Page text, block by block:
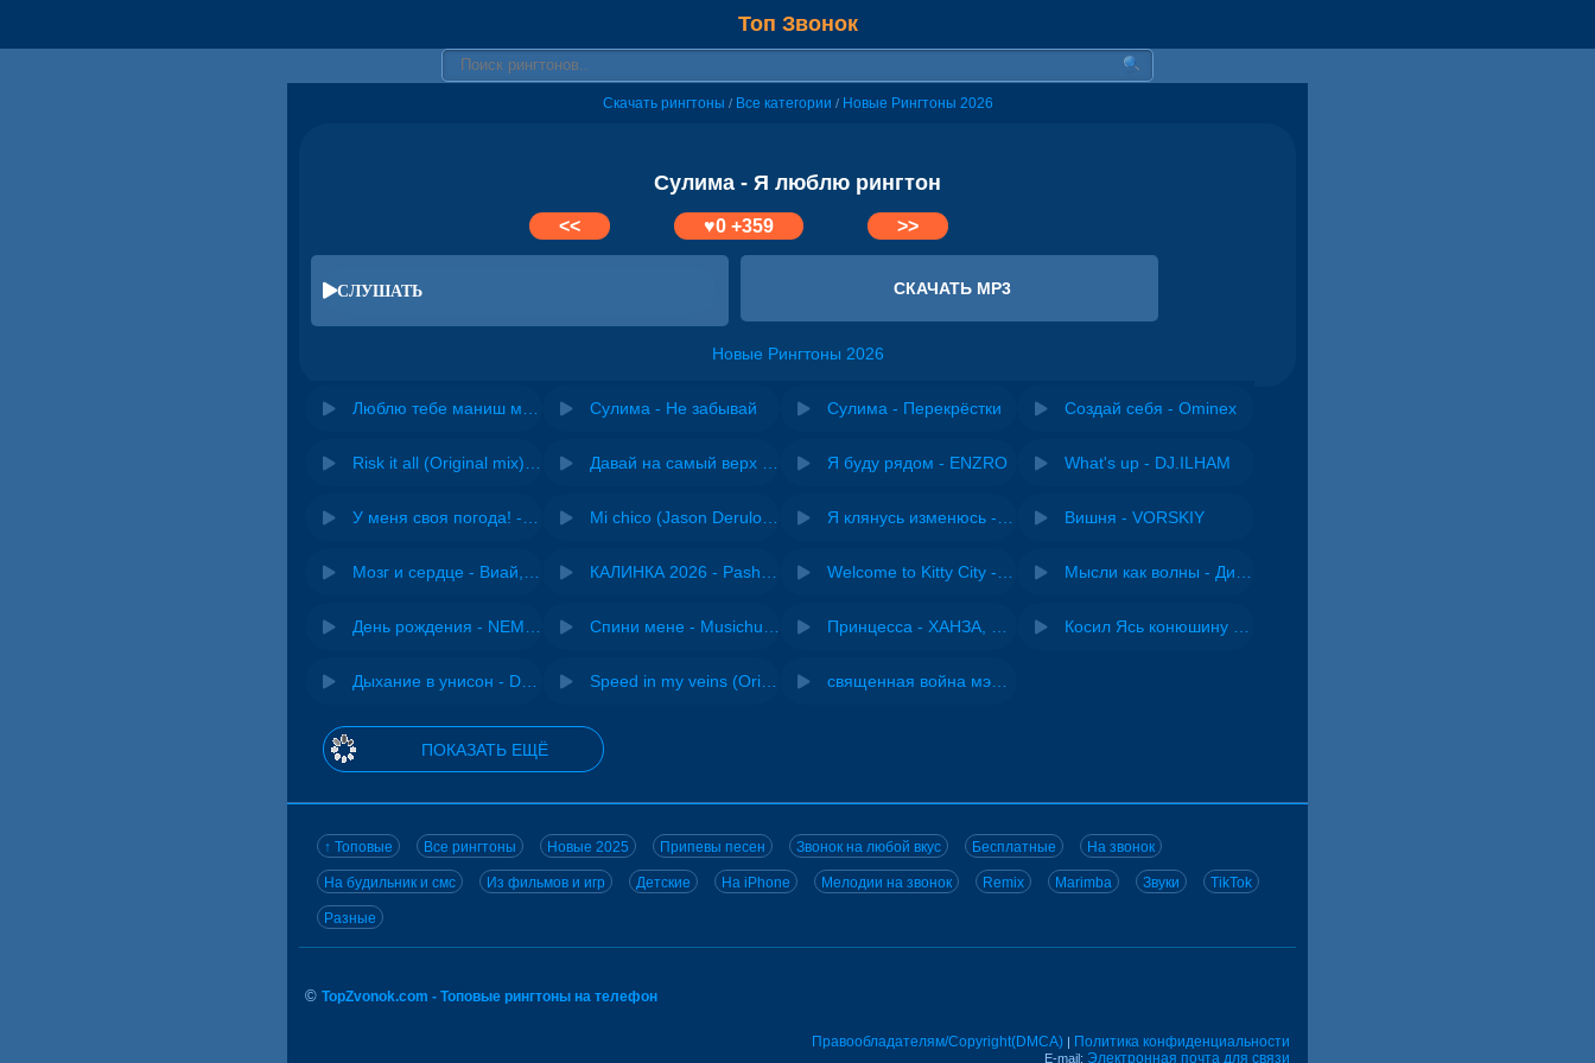
Топ Звонок
Скачать рингтоны / Все категории / Новые Рингтоны 2026
Сулима - Я люблю рингтон
<< ♥0+359 >>
СЛУШАТЬ СКАЧАТЬ MP3
Новые Рингтоны 2026
Сулима - Не забывай Сулима - Перекрёстки Создай себя - Ominex
Я буду рядом - ENZRO What's up - DJ.ILHAM
Вишня - VORSKIY
ПОКАЗАТЬ ЕЩЁ
↑ Топовые Все рингтоны Новые 2025 Припевы песен Звонок на любой вкус Бесплатные На звонок
На будильник и смс Из фильмов и игр Детские На iPhone Мелодии на звонок Remix Marimba Звуки TikTok
Разные
© TopZvonok.com - Топовые рингтоны на телефон
Правообладателям/Copyright(DMCA) | Политика конфиденциальности
E-mail: Электронная почта для связи